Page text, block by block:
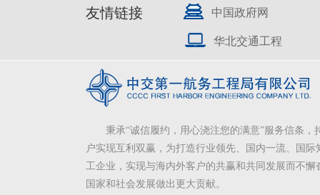
友情链接 中国政府网
华北交通工程
秉承“诚信履约，用心浇注您的满意”服务信条，
户实现互利双赢，为打造行业领先、国内一流、国际
工企业，实现与海内外客户的共赢和共同发展而不懈
国家和社会发展做出更大贡献。